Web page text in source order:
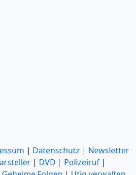
| Datenschutz | Newsletter
| DVD | Polizeiruf |